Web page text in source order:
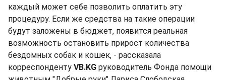
каждый может себе позволить оплатить эту
процедуру. Если же средства на такие операции
будут заложены в бюджет, появится реальная
возможность остановить прирост количества
бездомных собак и кошек, - рассказала
корреспонденту VB.KG руководитель Фонда помощи